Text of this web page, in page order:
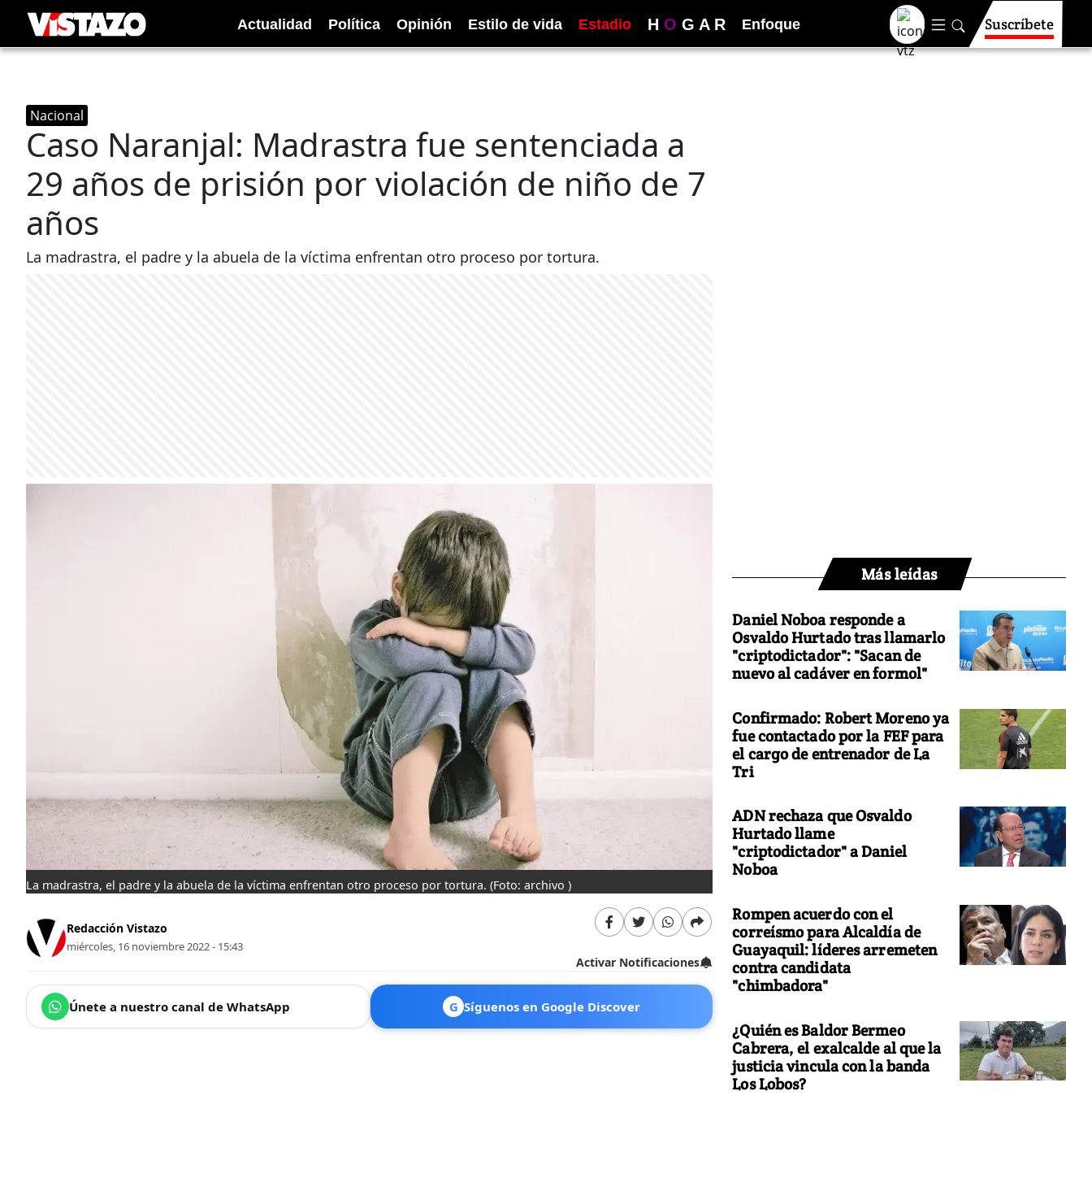
Actualidad Política Opinión Estilo de vida Estadio H O G A R Enfoque Suscríbete
Nacional
Caso Naranjal: Madrastra fue sentenciada a
29 años de prisión por violación de niño de 7
años
La madrastra, el padre y la abuela de la víctima enfrentan otro proceso por tortura.
La madrastra, el padre y la abuela de la víctima enfrentan otro proceso por tortura. (Foto: archivo )
Redacción Vistazo
miércoles, 16 noviembre 2022 - 15:43
Activar Notificaciones
Únete a nuestro canal de WhatsApp G Síguenos en Google Discover
Más leídas
Daniel Noboa responde a
Osvaldo Hurtado tras llamarlo
"criptodictador": "Sacan de
nuevo al cadáver en formol"
Confirmado: Robert Moreno ya
fue contactado por la FEF para
el cargo de entrenador de La
Tri
ADN rechaza que Osvaldo
Hurtado llame
"criptodictador" a Daniel
Noboa
Rompen acuerdo con el
correísmo para Alcaldía de
Guayaquil: líderes arremeten
contra candidata
"chimbadora"
¿Quién es Baldor Bermeo
Cabrera, el exalcalde al que la
justicia vincula con la banda
Los Lobos?